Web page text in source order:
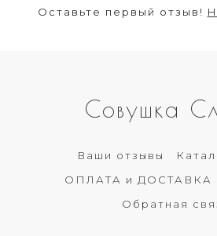
Оставьте первый отзыв!
Совушка
Ваши отзывы
ОПЛАТА и ДОСТАВКА
Обратная